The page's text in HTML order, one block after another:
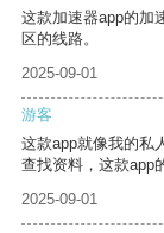
这款加速器app的加
区的线路。
2025-09-01
游客
这款app就像我的私
查找资料，这款app
2025-09-01